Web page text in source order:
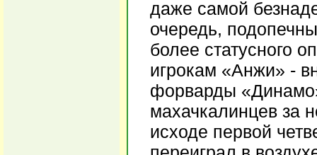
даже самой
очередь,
более статусного
игрокам «Анжи» -
форварды
махачкалинцев за
исходе первой